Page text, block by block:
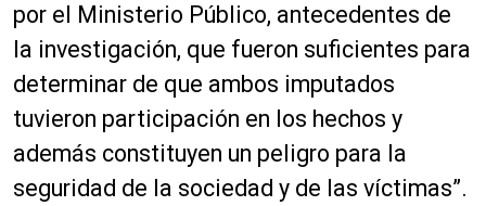
por el Ministerio Público, antecedentes de
la investigación, que fueron suficientes para
determinar de que ambos imputados
tuvieron participación en los hechos y
además constituyen un peligro para la
seguridad de la sociedad y de las víctimas”.